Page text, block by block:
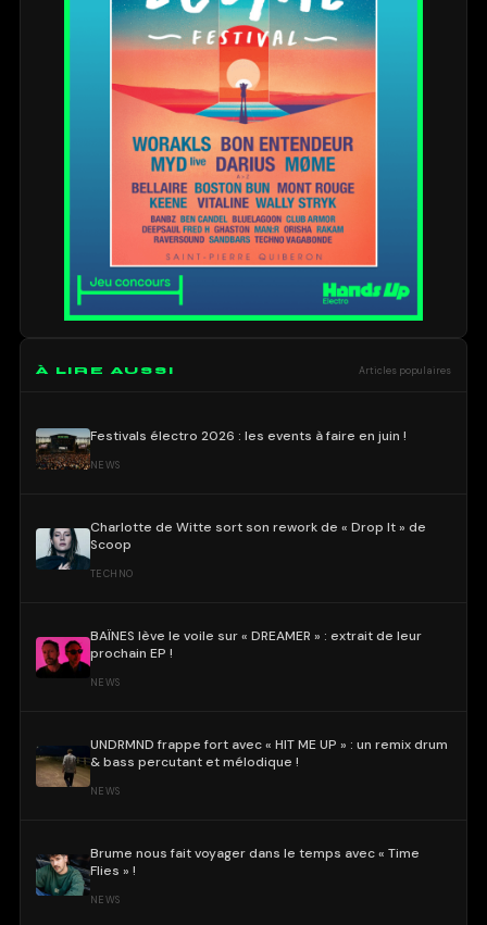
À LIRE AUSSI Articles populaires
Festivals électro 2026 : les events à faire en juin !
NEWS
Charlotte de Witte sort son rework de « Drop It » de
Scoop
TECHNO
BAÏNES lève le voile sur « DREAMER » : extrait de leur
prochain EP !
NEWS
UNDRMND frappe fort avec « HIT ME UP » : un remix drum
& bass percutant et mélodique !
NEWS
Brume nous fait voyager dans le temps avec « Time
Flies » !
NEWS